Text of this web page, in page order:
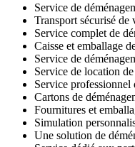
Service de
Transport sécurisé de
Service complet de
Caisse et emballage
Service de
Service de location
Service professionnel
Cartons de
Fournitures et
Simulation
Une solution de